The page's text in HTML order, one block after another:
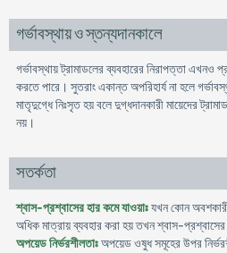
গর্ভাবস্থায় ও স্তন্যদানকালে
গর্ভাবস্থায় ট্রামাডলের ব্যবহারের নিরাপত্তা এখনও
করতে পারে। সুতরাং একান্ত অপরিহার্য না হলে
মাতৃদুগ্ধে নিঃসৃত হয় বলে দুগ্ধদানকারী মায়েদের
নয়।
সতর্কতা
শ্বাস-প্রশ্বাসের হার কমে যাওয়াঃযখন কোন
অধিক মাত্রায় ব্যবহার করা হয় তখন শ্বাস-প্রশ্বাসের
অপয়েড নির্ভরশীলতাঃঅপয়েড ওষুধ সমূহের উপর